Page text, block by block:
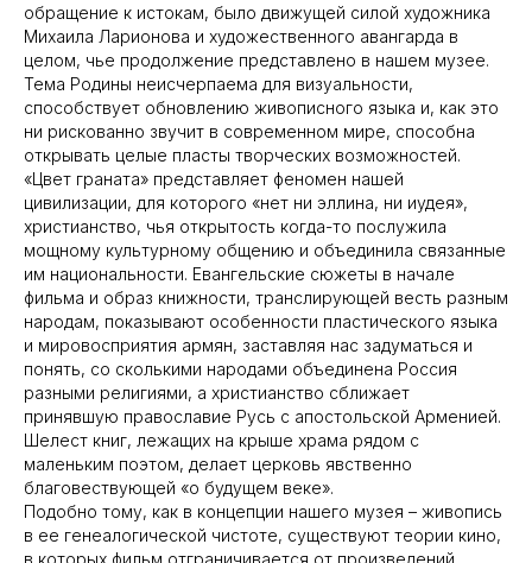
обращение к истокам, было движущей силой художника
Михаила Ларионова и художественного авангарда в
целом, чье продолжение представлено в нашем музее.
Тема Родины неисчерпаема для визуальности,
способствует обновлению живописного языка и, как это
ни рискованно звучит в современном мире, способна
открывать целые пласты творческих возможностей.
«Цвет граната» представляет феномен нашей
цивилизации, для которого «нет ни эллина, ни иудея»,
христианство, чья открытость когда-то послужила
мощному культурному общению и объединила связанные
им национальности. Евангельские сюжеты в начале
фильма и образ книжности, транслирующей весть разным
народам, показывают особенности пластического языка
и мировосприятия армян, заставляя нас задуматься и
понять, со сколькими народами объединена Россия
разными религиями, а христианство сближает
принявшую православие Русь с апостольской Арменией.
Шелест книг, лежащих на крыше храма рядом с
маленьким поэтом, делает церковь явственно
благовествующей «о будущем веке».
Подобно тому, как в концепции нашего музея – живопись
в ее генеалогической чистоте, существуют теории кино,
в которых фильм отграничивается от произведений